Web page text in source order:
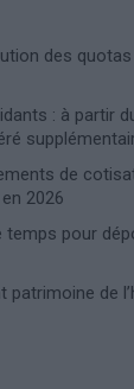
des
: à partir
de
2026
temps pour
patrimoine de